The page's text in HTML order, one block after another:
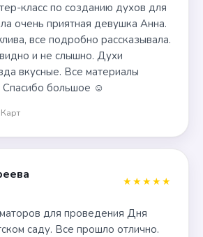
класс по созданию духов для
очень приятная девушка Анна.
все подробно рассказывала.
и не слышно. Духи
вкусные. Все материалы
Спасибо большое ☺️
★★★★★
для проведения Дня
саду. Все прошло отлично.